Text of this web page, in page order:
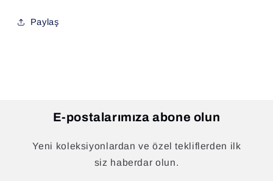
Paylaş
E-postalarımıza abone olun
Yeni koleksiyonlardan ve özel tekliflerden ilk
siz haberdar olun.